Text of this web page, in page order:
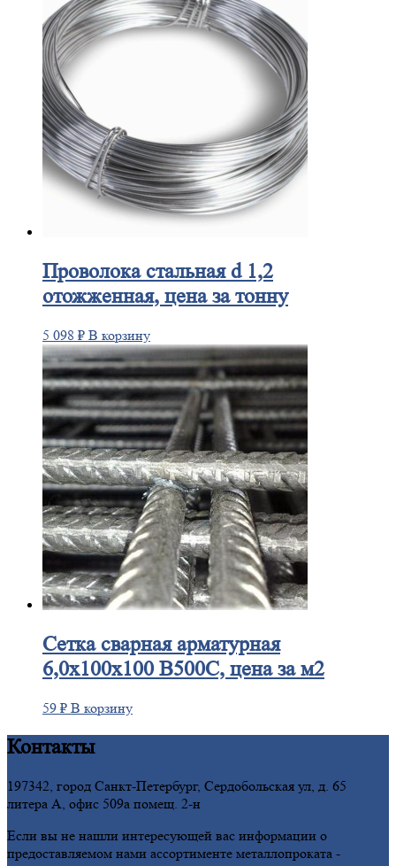
Проволокастальная d 1,2
отожженная, цена за тонну
5 098 ₽ В корзину
Сеткасварная арматурная
6,0х100х100 В500С, цена за м2
59 ₽ В корзину
Контакты
197342, город Санкт-Петербург, Сердобольская ул, д. 65
литера А, офис 509а помещ. 2-н
Если вы не нашли интересующей вас информации о
предоставляемом нами ассортименте металлопроката -